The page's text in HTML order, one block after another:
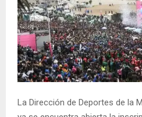
La Dirección de Deportes de la